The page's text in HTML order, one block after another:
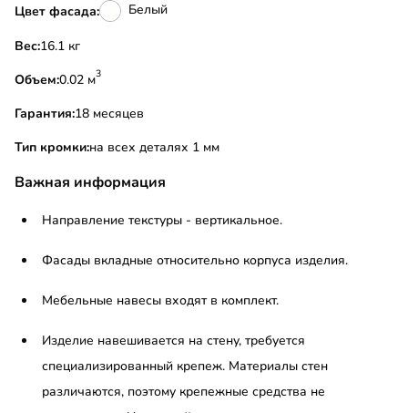
Цвет фасада: Белый
Вес:
16.1 кг
Объем:
0.02 м3
Гарантия:18 месяцев
Тип кромки:на всех деталях 1 мм
Важная информация
Направление текстуры - вертикальное.
Фасады вкладные относительно корпуса изделия.
Мебельные навесы входят в комплект.
Изделие навешивается на стену, требуется
специализированный крепеж. Материалы стен
различаются, поэтому крепежные средства не